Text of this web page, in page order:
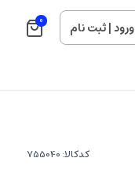
ورود|ثبت نام 0
کدکالا: